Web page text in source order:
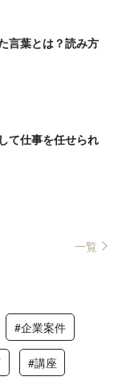
言葉とは？読み方
て仕事を任せられ
一覧
#企業案件
#講座